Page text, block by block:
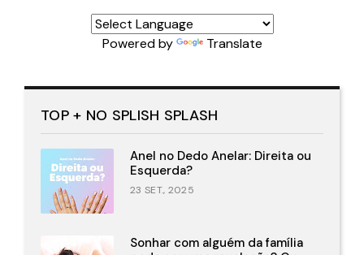
Powered by Translate
TOP + NO SPLISH SPLASH
Anel no Dedo Anelar: Direita ou
Esquerda?
23 SET., 2025
Sonhar com alguém da família